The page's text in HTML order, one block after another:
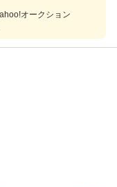
オークション